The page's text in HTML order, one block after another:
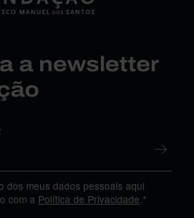
a newsletter
dos meus dados pessoais aqui
com a Política de Privacidade .*